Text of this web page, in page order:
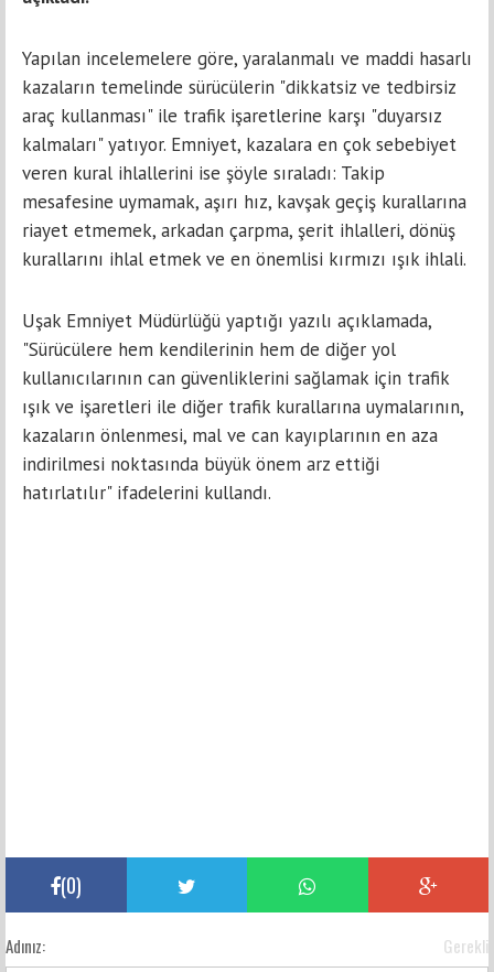
Yapılan incelemelere göre, yaralanmalı ve maddi hasarlı
kazaların temelinde sürücülerin "dikkatsiz ve tedbirsiz
araç kullanması" ile trafik işaretlerine karşı "duyarsız
kalmaları" yatıyor. Emniyet, kazalara en çok sebebiyet
veren kural ihlallerini ise şöyle sıraladı: Takip
mesafesine uymamak, aşırı hız, kavşak geçiş kurallarına
riayet etmemek, arkadan çarpma, şerit ihlalleri, dönüş
kurallarını ihlal etmek ve en önemlisi kırmızı ışık ihlali.
Uşak Emniyet Müdürlüğü yaptığı yazılı açıklamada,
"Sürücülere hem kendilerinin hem de diğer yol
kullanıcılarının can güvenliklerini sağlamak için trafik
ışık ve işaretleri ile diğer trafik kurallarına uymalarının,
kazaların önlenmesi, mal ve can kayıplarının en aza
indirilmesi noktasında büyük önem arz ettiği
hatırlatılır" ifadelerini kullandı.
(0)
Adınız: Gerekli